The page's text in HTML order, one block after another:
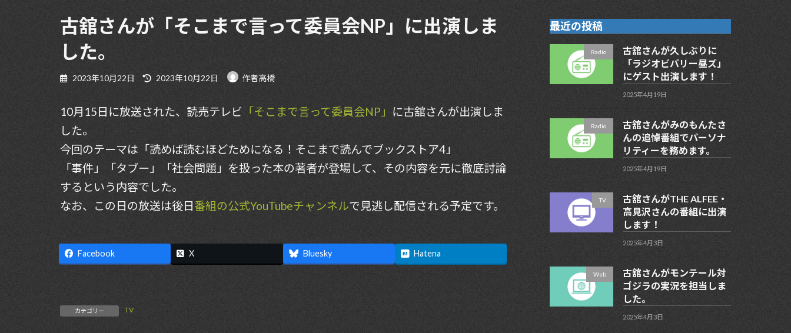
古舘さんが「そこまで言って委員会NP」に出演しま
した。
2023年10月22日
最
新
:
2023年10月22日 作者高橋
10月15日に放送された、読売テレビ 「そこまで言って委員会NP」 に古舘さんが出演しま
した。
今回のテーマは「読めば読むほどためになる！そこまで読んでブックストア4」
「事件」「タブー」「社会問題」を扱った本の著者が登場して、その内容を元に徹底討論
するという内容でした。
なお、この日の放送は後日番組の公式YouTubeチャンネルで見逃し配信される予定です。
Facebook X Bluesky Hatena
カテゴリー TV
最近の投稿
Radio
古舘さんが久しぶりに
「ラジオビバリー昼ズ」
にゲスト出演します！
2025年4月19日
Radio
古舘さんがみのもんたさ
んの追悼番組でパーソナ
リティーを務めます。
2025年4月19日
TV
古舘さんがTHE ALFEE・
高見沢さんの番組に出演
します！
2025年4月3日
Web
古舘さんがモンテール対
ゴジラの実況を担当しま
した。
2025年4月3日